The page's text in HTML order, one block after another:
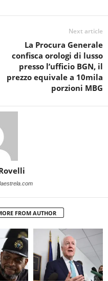
Next article
La Procura Generale
confisca orologi di lusso
presso l’ufficio BGN, il
prezzo equivale a 10mila
porzioni MBG
FROM AUTHOR